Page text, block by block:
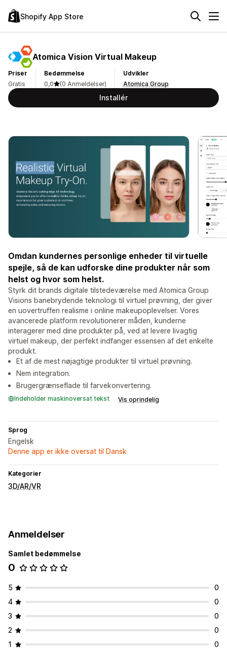
Shopify App Store
Atomica Vision Virtual Makeup
Priser
Gratis
Bedømmelse
0,0
(0 Anmeldelser)
Udvikler
Atomica Group
Installér
Omdan kundernes personlige enheder til virtuelle
spejle, så de kan udforske dine produkter når som
helst og hvor som helst.
Styrk dit brands digitale tilstedeværelse med Atomica Group
Visions banebrydende teknologi til virtuel prøvning, der giver
en uovertruffen realisme i online makeupoplevelser. Vores
avancerede platform revolutionerer måden, kunderne
interagerer med dine produkter på, ved at levere livagtig
virtuel makeup, der perfekt indfanger essensen af det enkelte
produkt.
Et af de mest nøjagtige produkter til virtuel prøvning.
Nem integration.
Brugergrænseflade til farvekonvertering.
Indeholder maskinoversat tekst Vis oprindelig
Sprog
Engelsk
Denne app er ikke oversat til Dansk
Kategorier
3D/AR/VR
Anmeldelser
Samlet bedømmelse
0
5
0
4
0
3
0
2
0
1
0